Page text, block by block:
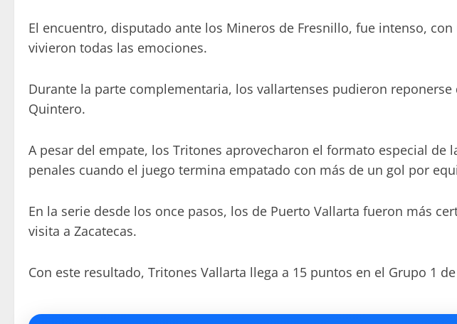
El encuentro, disputado ante los Mineros de Fresnillo, fue intenso,
vivieron todas las emociones.
Durante la parte complementaria, los vallartenses pudieron
Quintero.
A pesar del empate, los Tritones aprovecharon el formato especial
penales cuando el juego termina empatado con más de un gol por
En la serie desde los once pasos, los de Puerto Vallarta fueron más
visita a Zacatecas.
Con este resultado, Tritones Vallarta llega a 15 puntos en el Grupo 1